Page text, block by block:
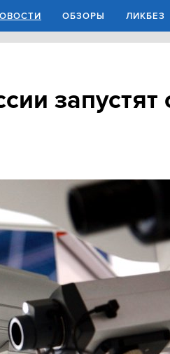
ОБЗОРЫ ЛИКБЕЗ